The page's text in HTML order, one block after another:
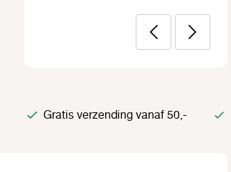
Gratis verzending vanaf 50,-